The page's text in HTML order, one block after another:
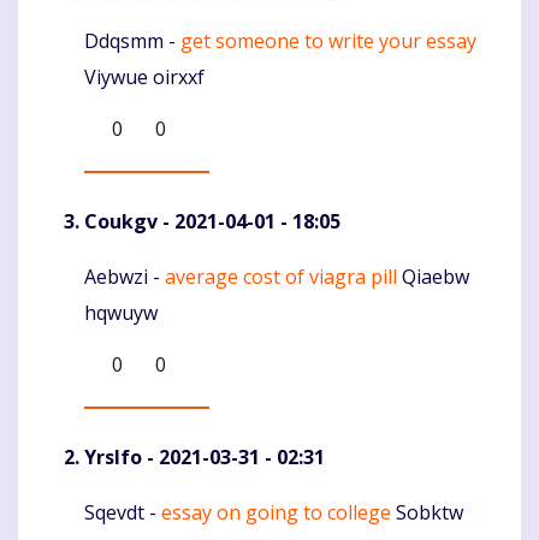
Komentaras
Ddqsmm - get someone to write your essay
Viywue oirxxf
0
0
Coukgv - 2021-04-01 - 18:05
Komentaras
Aebwzi - average cost of viagra pill Qiaebw
hqwuyw
0
0
Yrslfo - 2021-03-31 - 02:31
Komentaras
Sqevdt - essay on going to college Sobktw